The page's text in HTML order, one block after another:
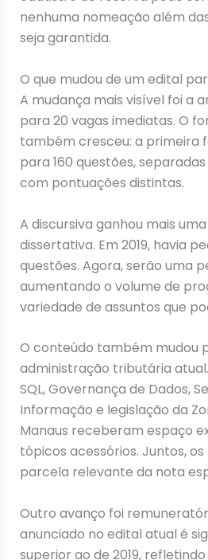
nenhuma nomeação além
seja garantida.
O que mudou de um edital
A mudança mais visível foi a
para 20 vagas imediatas. O
também cresceu: a primeira
para 160 questões,
com pontuações distintas.
A discursiva ganhou mais
dissertativa. Em 2019, havia
questões. Agora, serão uma
aumentando o volume de
variedade de assuntos que
O conteúdo também mudou
administração tributária
SQL, Governança de Dados,
Informação e legislação da
Manaus receberam espaço
tópicos acessórios. Juntos,
parcela relevante da nota
Outro avanço foi
anunciado no edital atual é
superior ao de 2019,